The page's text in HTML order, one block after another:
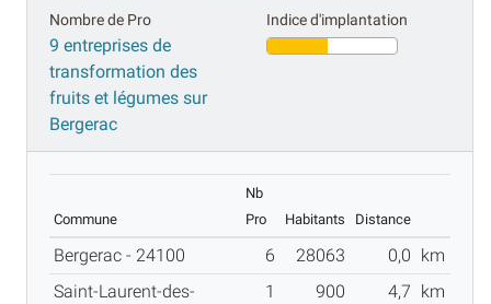
Nombre de Pro
9 entreprises de
transformation des
fruits et légumes sur
Bergerac
Indice d'implantation
Commune
Nb
Pro
Habitants Distance
Bergerac - 24100 6 28063 0,0
km
Saint-Laurent-des-
1 900 4,7 km